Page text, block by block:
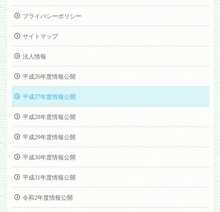
プライバシーポリシー
サイトマップ
法人情報
平成26年度情報公開
平成27年度情報公開
平成28年度情報公開
平成29年度情報公開
平成30年度情報公開
平成31年度情報公開
令和2年度情報公開